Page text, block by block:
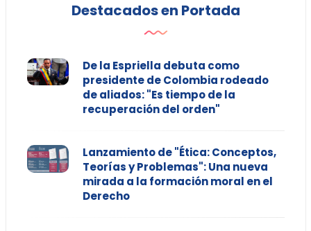
Destacados en Portada
De la Espriella debuta como
presidente de Colombia rodeado
de aliados: "Es tiempo de la
recuperación del orden"
Lanzamiento de "Ética: Conceptos,
Teorías y Problemas": Una nueva
mirada a la formación moral en el
Derecho